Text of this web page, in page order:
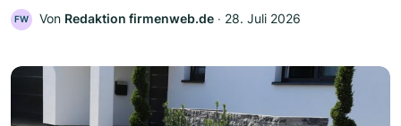
FW Von Redaktion firmenweb.de ‧ 28. Juli 2026